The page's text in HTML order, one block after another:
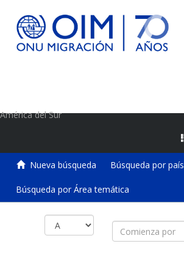
América del Sur
Nueva búsqueda Búsqueda por país
Búsqueda por Área temática